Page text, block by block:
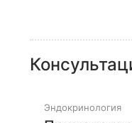
Эндокринология